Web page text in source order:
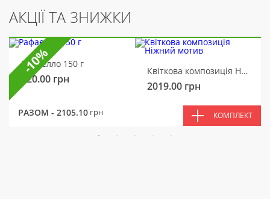
АКЦІЇ ТА ЗНИЖКИ
Рафаелло 150 г
320.00 грн
Квіткова композиція Ніжний мотив
2019.00 грн
РАЗОМ - 2105.10 грн КОМПЛЕКТ
-10%